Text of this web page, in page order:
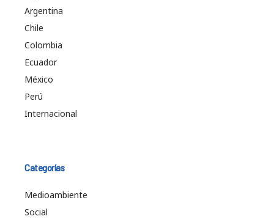
Argentina
Chile
Colombia
Ecuador
México
Perú
Internacional
Categorías
Medioambiente
Social